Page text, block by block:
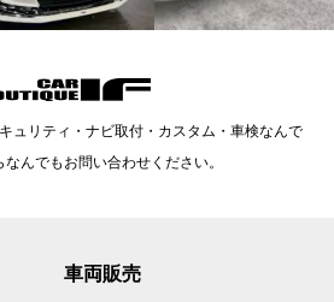
ュリティ・ナビ取付・カスタム・車検なんで
なんでもお問い合わせください。
車両販売